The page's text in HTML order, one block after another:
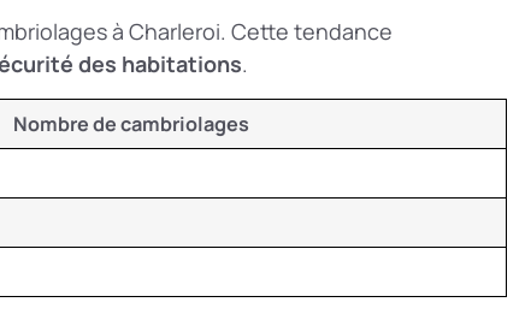
à Charleroi. Cette tendance
des habitations.
Nombre de cambriolages